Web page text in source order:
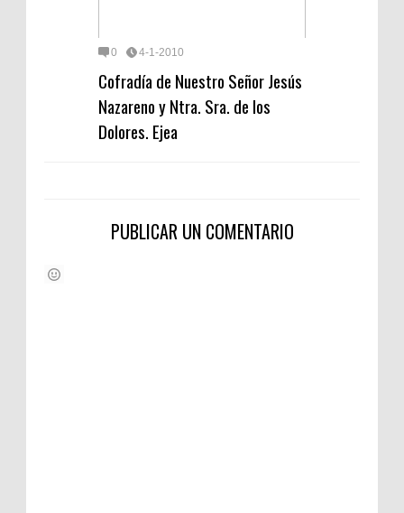
0 4-1-2010
Cofradía de Nuestro Señor Jesús
Nazareno y Ntra. Sra. de los
Dolores. Ejea
PUBLICAR UN COMENTARIO